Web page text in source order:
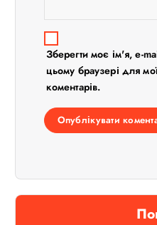
Зберегти моє ім'я, e-
цьому браузері для
коментарів.